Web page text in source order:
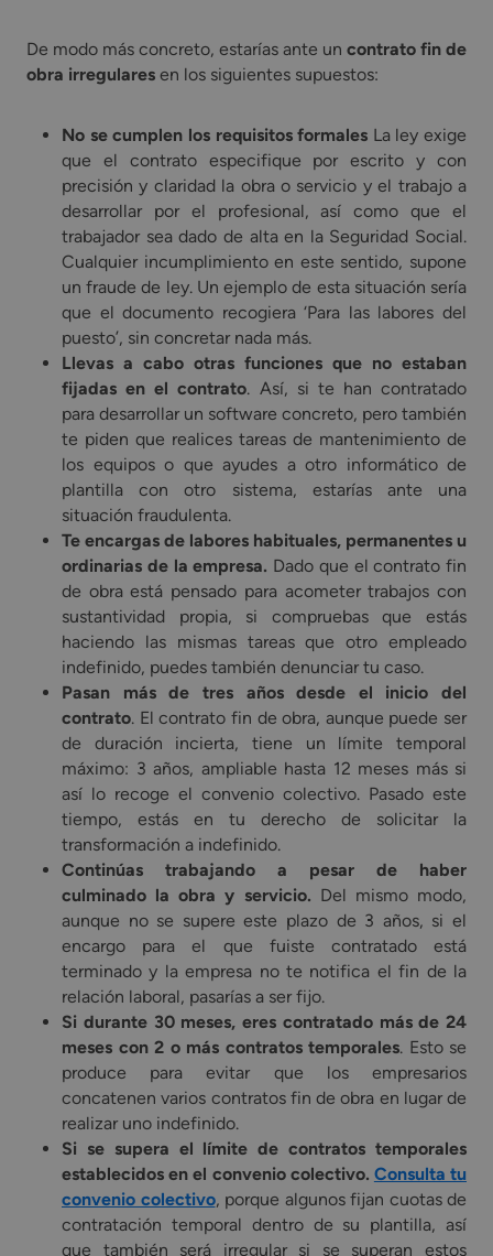
De modo más concreto, estarías ante un contrato fin de
obra irregulares en los siguientes supuestos:
No se cumplen los requisitos formales La ley exige
que el contrato especifique por escrito y con
precisión y claridad la obra o servicio y el trabajo a
desarrollar por el profesional, así como que el
trabajador sea dado de alta en la Seguridad Social.
Cualquier incumplimiento en este sentido, supone
un fraude de ley. Un ejemplo de esta situación sería
que el documento recogiera ‘Para las labores del
puesto’, sin concretar nada más.
Llevas a cabo otras funciones que no estaban
fijadas en el contrato. Así, si te han contratado
para desarrollar un software concreto, pero también
te piden que realices tareas de mantenimiento de
los equipos o que ayudes a otro informático de
plantilla con otro sistema, estarías ante una
situación fraudulenta.
Te encargas de labores habituales, permanentes u
ordinarias de la empresa. Dado que el contrato fin
de obra está pensado para acometer trabajos con
sustantividad propia, si compruebas que estás
haciendo las mismas tareas que otro empleado
indefinido, puedes también denunciar tu caso.
Pasan más de tres años desde el inicio del
contrato. El contrato fin de obra, aunque puede ser
de duración incierta, tiene un límite temporal
máximo: 3 años, ampliable hasta 12 meses más si
así lo recoge el convenio colectivo. Pasado este
tiempo, estás en tu derecho de solicitar la
transformación a indefinido.
Continúas trabajando a pesar de haber
culminado la obra y servicio. Del mismo modo,
aunque no se supere este plazo de 3 años, si el
encargo para el que fuiste contratado está
terminado y la empresa no te notifica el fin de la
relación laboral, pasarías a ser fijo.
Si durante 30 meses, eres contratado más de 24
meses con 2 o más contratos temporales. Esto se
produce para evitar que los empresarios
concatenen varios contratos fin de obra en lugar de
realizar uno indefinido.
Si se supera el límite de contratos temporales
establecidos en el convenio colectivo. Consulta tu
convenio colectivo, porque algunos fijan cuotas de
contratación temporal dentro de su plantilla, así
que también será irregular si se superan estos